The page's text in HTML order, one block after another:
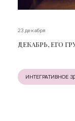
23 декабря
ДЕКАБРЬ, ЕГО
ИНТЕГРАТИВНОЕ